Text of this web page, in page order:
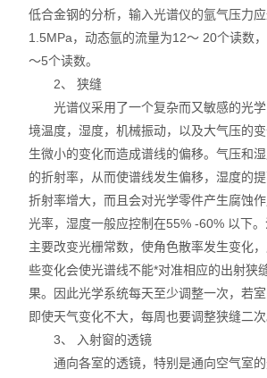
低合金钢的分析，输入光谱仪的氩气压力
1.5MPa，动态氩的流量为12～ 20个读数
～5个读数。
2、 狭缝
光谱仪采用了一个复杂而又敏感的光学
境温度，湿度，机械振动，以及大气压的
生微小的变化而造成谱线的偏移。气压和
的折射率，从而使谱线发生偏移，湿度的
折射率增大，而且会对光学零件产生腐蚀
光率，湿度一般应控制在55% -60% 以下
主要改变光栅常数，使角色散率发生变化
些变化会使光谱线不能*对准相应的出射狭
果。因此光学系统每天至少调整一次，若室
即使天气变化不大，每周也要调整狭缝二次
3、 入射窗的透镜
通向各室的透镜，特别是通向空气室的